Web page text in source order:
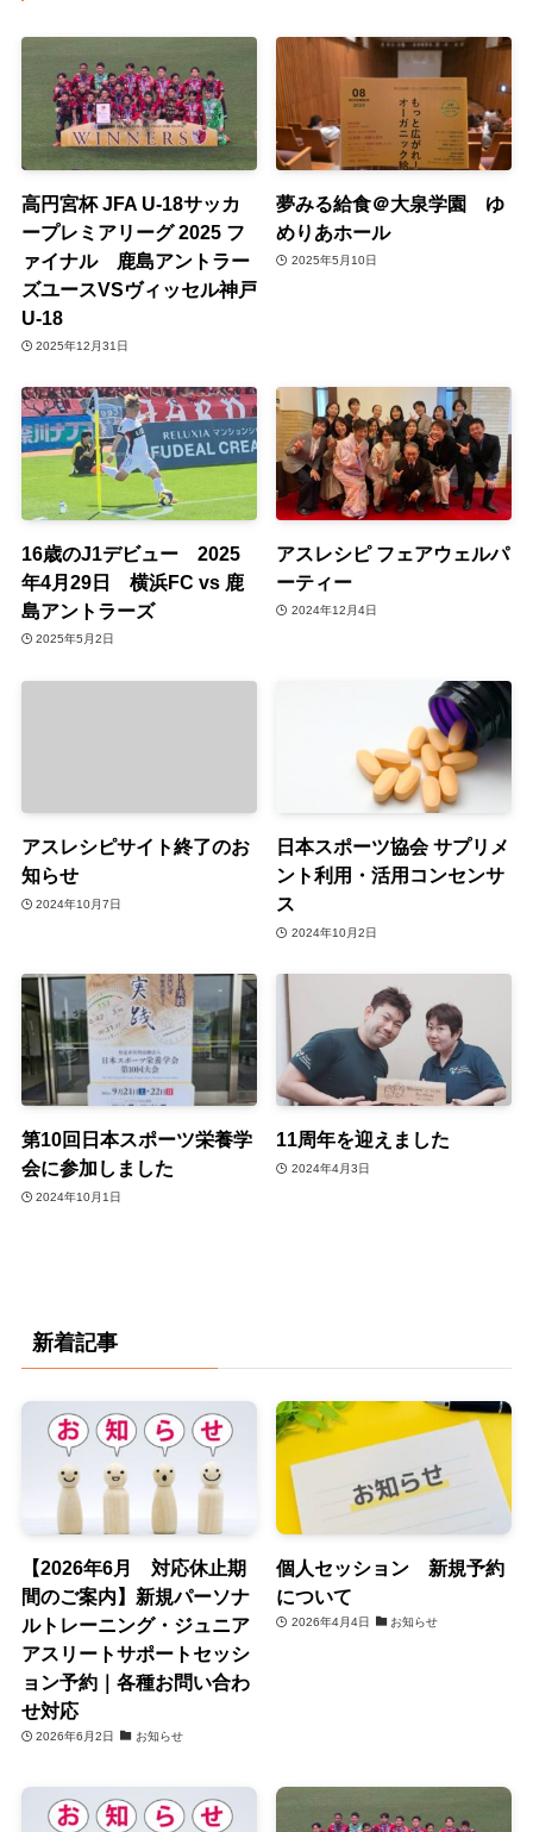
高円宮杯 JFA U-18サッカ
ープレミアリーグ 2025 フ
ァイナル 鹿島アントラー
ズユースVSヴィッセル神戸
U-18
2025年12月31日
夢みる給食＠大泉学園 ゆ
めりあホール
2025年5月10日
16歳のJ1デビュー 2025
年4月29日 横浜FC vs 鹿
島アントラーズ
2025年5月2日
アスレシピ フェアウェルパ
ーティー
2024年12月4日
アスレシピサイト終了のお
知らせ
2024年10月7日
日本スポーツ協会 サプリメ
ント利用・活用コンセンサ
ス
2024年10月2日
第10回日本スポーツ栄養学
会に参加しました
2024年10月1日
11周年を迎えました
2024年4月3日
新着記事
【2026年6月 対応休止期
間のご案内】新規パーソナ
ルトレーニング・ジュニア
アスリートサポートセッシ
ョン予約｜各種お問い合わ
せ対応
2026年6月2日 お知らせ
個人セッション 新規予約
について
2026年4月4日 お知らせ